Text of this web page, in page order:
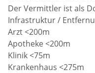
Der Vermittler ist als
Infrastruktur /
Arzt <200m
Apotheke <200m
Klinik <75m
Krankenhaus <275m